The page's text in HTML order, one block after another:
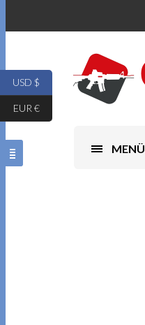
MENÜ
USD $
EUR €